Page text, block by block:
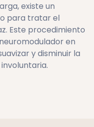
existe un
para tratar el
Este procedimiento
en
y disminuir la